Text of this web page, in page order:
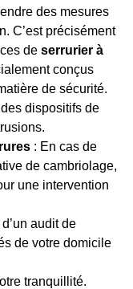
des mesures
C’est précisément
de serrurier à
conçus
de sécurité.
dispositifs de
: En cas de
de cambriolage,
une intervention
audit de
de votre domicile
tranquillité.